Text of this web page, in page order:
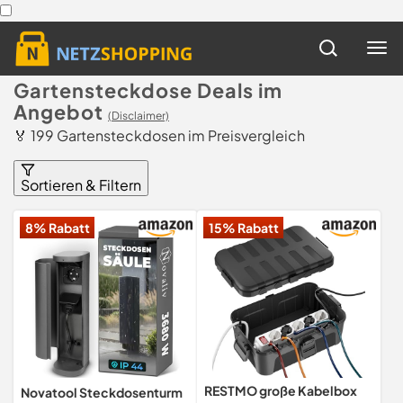
Gartensteckdose Deals im
Angebot (Disclaimer)
🏅 199 Gartensteckdosen im Preisvergleich
Sortieren & Filtern
8% Rabatt
Novatool Steckdosenturm
15% Rabatt
RESTMO große Kabelbox